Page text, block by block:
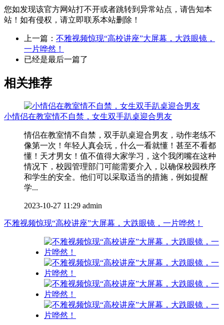
您如发现该官方网站打不开或者跳转到异常站点，请告知本
站！如有侵权，请立即联系本站删除！
上一篇： 不雅视频惊现“高校讲座”大屏幕，大跌眼镜，
一片哗然！
已经是最后一篇了
相关推荐
小情侣在教室情不自禁，女生双手趴桌迎合男友
情侣在教室情不自禁，双手趴桌迎合男友，动作老练不
像第一次！年轻人真会玩，什么一看就懂！甚至不看都
懂！天才男女！值不值得大家学习，这个我闭嘴在这种
情况下，校园管理部门可能需要介入，以确保校园秩序
和学生的安全。他们可以采取适当的措施，例如提醒
学...
2023-10-27 11:29 admin
不雅视频惊现“高校讲座”大屏幕，大跌眼镜，一片哗然！